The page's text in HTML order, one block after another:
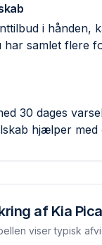
i hånden,
samlet flere
30 dages
hjælper
af Kia
viser typisk